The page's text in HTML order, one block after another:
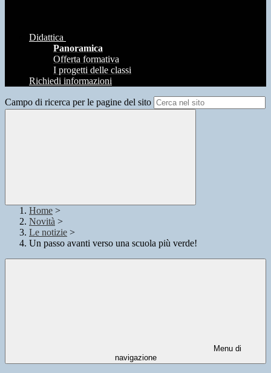
Didattica
Panoramica
Offerta formativa
I progetti delle classi
Richiedi informazioni
Campo di ricerca per le pagine del sito
Home >
Novità >
Le notizie >
Un passo avanti verso una scuola più verde!
Menu di
navigazione